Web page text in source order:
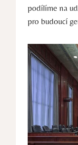
podílíme na
pro budoucí